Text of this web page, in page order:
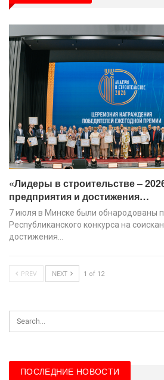
«Лидеры в строительстве –
предприятия и достижения…
7 июля в Минске были обнародованы
Республиканского конкурса на
достижения…
PREV NEXT 1 of 12
ПОСЛЕДНИЕ НОВОСТИ